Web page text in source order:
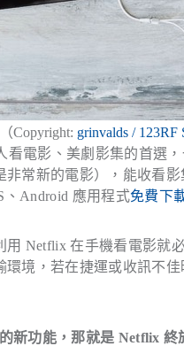
（Copyright: grinvalds / 123RF
電影、美劇影集的首選
常新的電影），能收看
Android 應用程式免費下
Netflix 在手機看電影就
境，若在捷運或收訊不
新功能，那就是 Netflix 終